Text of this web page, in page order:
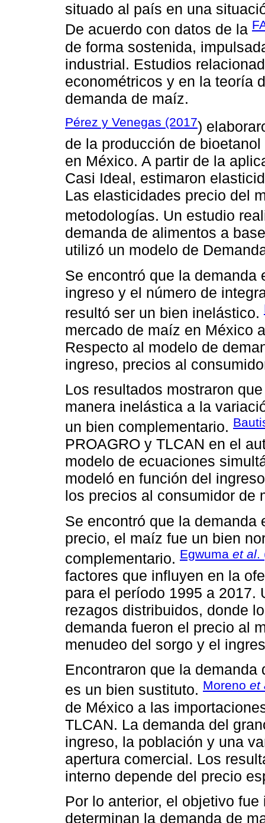
situado al país en una
De acuerdo con datos de la
de forma sostenida,
industrial. Estudios
econométricos y en la teoría
demanda de maíz.
Pérez y Venegas (2017)
de la producción de
en México. A partir de la
Casi Ideal, estimaron
Las elasticidades precio del
metodologías. Un estudio
demanda de alimentos a
utilizó un modelo de
Se encontró que la demanda
ingreso y el número de
resultó ser un bien inelástico.
mercado de maíz en México
Respecto al modelo de
ingreso, precios al
Los resultados mostraron
manera inelástica a la
un bien complementario.
PROAGRO y TLCAN en el
modelo de ecuaciones
modeló en función del
los precios al consumidor de
Se encontró que la
precio, el maíz fue un bien
complementario. Egwuma et al.
factores que influyen en la
para el período 1995 a 2017.
rezagos distribuidos, donde
demanda fueron el precio al
menudeo del sorgo y el
Encontraron que la
es un bien sustituto. Moreno et
de México a las
TLCAN. La demanda del
ingreso, la población y una
apertura comercial. Los
interno depende del precio
Por lo anterior, el objetivo
determinan la demanda de